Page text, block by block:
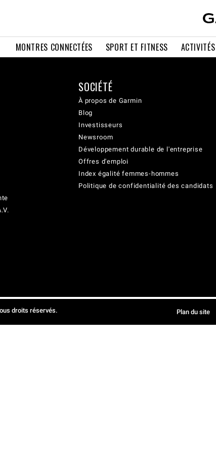
MONTRES CONNECTÉES SPORT ET FITNESS
SOCIÉTÉ
À propos de Garmin
Blog
Investisseurs
Newsroom
Développement durable de l'entreprise
Offres d'emploi
Index égalité femmes-hommes
Politique de confidentialité des candidats
droits réservés. Plan du site